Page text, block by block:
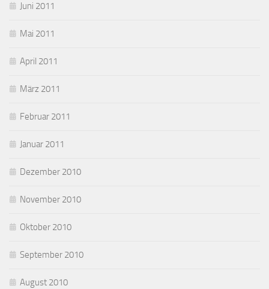
Juni 2011
Mai 2011
April 2011
März 2011
Februar 2011
Januar 2011
Dezember 2010
November 2010
Oktober 2010
September 2010
August 2010